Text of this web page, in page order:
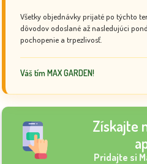
Všetky objednávky prijaté po týchto
dôvodov odoslané až nasledujúci
pochopenie a trpezlivosť.
Váš tím MAX GARDEN!
Získajte
Pridajte si